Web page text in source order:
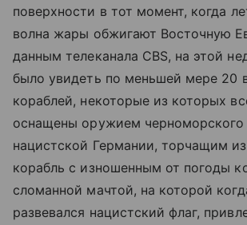
поверхности в тот момент, когда
волна жары обжигают Восточную
данным телеканала CBS, на этой
было увидеть по меньшей мере 20
кораблей, некоторые из которых
оснащены оружием черноморского
нацистской Германии, торчащим
корабль с изношенным от погоды
сломанной мачтой, на которой
развевался нацистский флаг,